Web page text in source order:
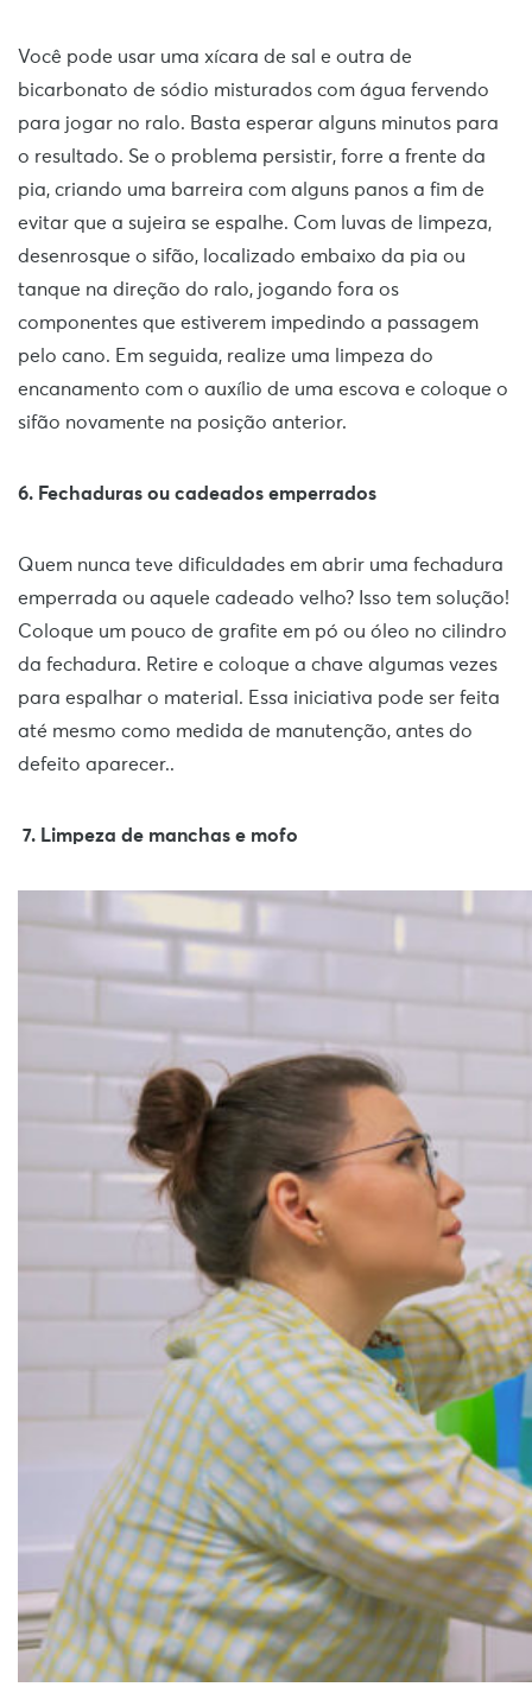
Você pode usar uma xícara de sal e outra de
bicarbonato de sódio misturados com água fervendo
para jogar no ralo. Basta esperar alguns minutos para
o resultado. Se o problema persistir, forre a frente da
pia, criando uma barreira com alguns panos a fim de
evitar que a sujeira se espalhe. Com luvas de limpeza,
desenrosque o sifão, localizado embaixo da pia ou
tanque na direção do ralo, jogando fora os
componentes que estiverem impedindo a passagem
pelo cano. Em seguida, realize uma limpeza do
encanamento com o auxílio de uma escova e coloque o
sifão novamente na posição anterior.
6. Fechaduras ou cadeados emperrados
Quem nunca teve dificuldades em abrir uma fechadura
emperrada ou aquele cadeado velho? Isso tem solução!
Coloque um pouco de grafite em pó ou óleo no cilindro
da fechadura. Retire e coloque a chave algumas vezes
para espalhar o material. Essa iniciativa pode ser feita
até mesmo como medida de manutenção, antes do
defeito aparecer..
7. Limpeza de manchas e mofo